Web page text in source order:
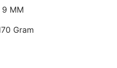
9 MM
Gram